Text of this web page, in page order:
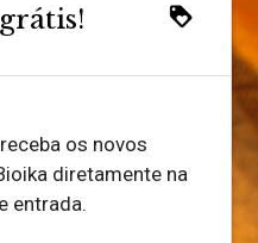
loyalty
os novos
diretamente na
entrada.